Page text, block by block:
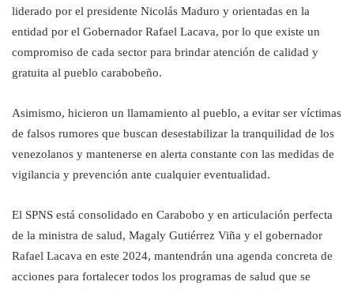
liderado por el presidente Nicolás Maduro y orientadas en la
entidad por el Gobernador Rafael Lacava, por lo que existe un
compromiso de cada sector para brindar atención de calidad y
gratuita al pueblo carabobeño.
Asimismo, hicieron un llamamiento al pueblo, a evitar ser víctimas
de falsos rumores que buscan desestabilizar la tranquilidad de los
venezolanos y mantenerse en alerta constante con las medidas de
vigilancia y prevención ante cualquier eventualidad.
El SPNS está consolidado en Carabobo y en articulación perfecta
de la ministra de salud, Magaly Gutiérrez Viña y el gobernador
Rafael Lacava en este 2024, mantendrán una agenda concreta de
acciones para fortalecer todos los programas de salud que se